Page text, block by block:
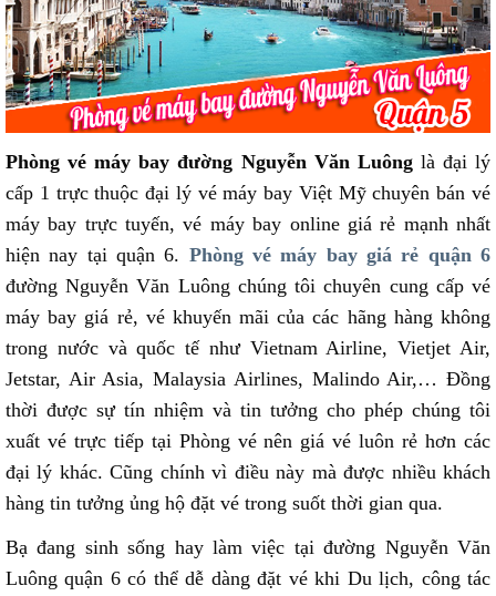
Phòng vé máy bay đường Nguyễn Văn Luônglà đại lý
cấp 1 trực thuộc đại lý vé máy bay Việt Mỹ chuyên bán vé
máy bay trực tuyến, vé máy bay online giá rẻ mạnh nhất
hiện nay tại quận 6. Phòng vé máy bay giá rẻ quận 6
đường Nguyễn Văn Luông chúng tôi chuyên cung cấp vé
máy bay giá rẻ, vé khuyến mãi của các hãng hàng không
trong nước và quốc tế như Vietnam Airline, Vietjet Air,
Jetstar, Air Asia, Malaysia Airlines, Malindo Air,… Đồng
thời được sự tín nhiệm và tin tưởng cho phép chúng tôi
xuất vé trực tiếp tại Phòng vé nên giá vé luôn rẻ hơn các
đại lý khác. Cũng chính vì điều này mà được nhiều khách
hàng tin tưởng ủng hộ đặt vé trong suốt thời gian qua.
Bạ đang sinh sống hay làm việc tại đường Nguyễn Văn
Luông quận 6 có thể dễ dàng đặt vé khi Du lịch, công tác